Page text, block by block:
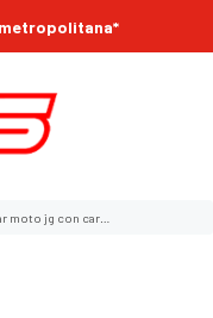
base para espejos o tornillos